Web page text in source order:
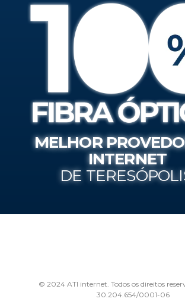
MELHOR
INTERNET
DE
© 2024 ATI internet. Todos os direitos
30.204.654/0001-06